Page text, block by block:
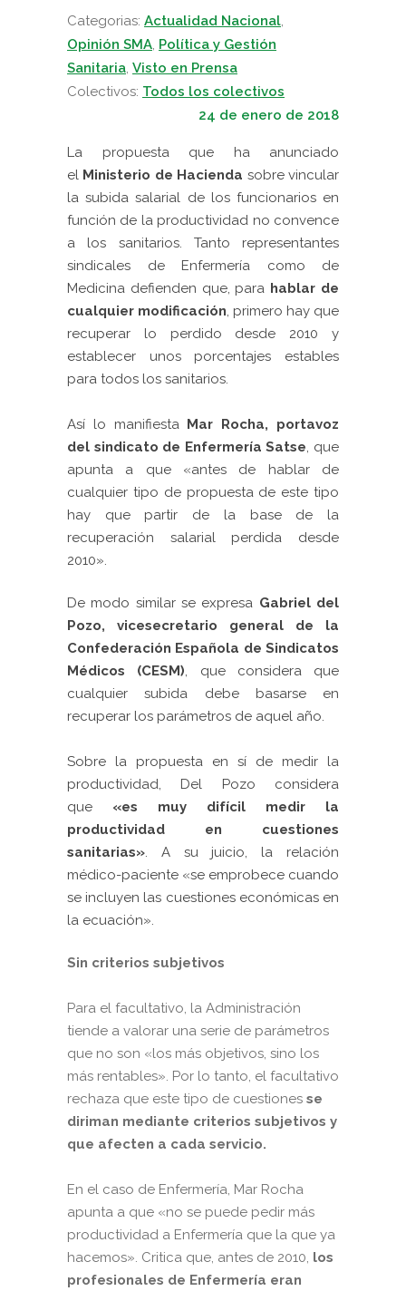
Categorias: Actualidad Nacional,
Opinión SMA, Política y Gestión
Sanitaria, Visto en Prensa
Colectivos: Todos los colectivos
24 de enero de 2018
La propuesta que ha anunciado
el Ministerio de Hacienda sobre vincular
la subida salarial de los funcionarios en
función de la productividad no convence
a los sanitarios. Tanto representantes
sindicales de Enfermería como de
Medicina defienden que, para hablar de
cualquier modificación, primero hay que
recuperar lo perdido desde 2010 y
establecer unos porcentajes estables
para todos los sanitarios.
Así lo manifiesta Mar Rocha, portavoz
del sindicato de Enfermería Satse, que
apunta a que «antes de hablar de
cualquier tipo de propuesta de este tipo
hay que partir de la base de la
recuperación salarial perdida desde
2010».
De modo similar se expresa Gabriel del
Pozo, vicesecretario general de la
Confederación Española de Sindicatos
Médicos (CESM), que considera que
cualquier subida debe basarse en
recuperar los parámetros de aquel año.
Sobre la propuesta en sí de medir la
productividad, Del Pozo considera
que «es muy difícil medir la
productividad en cuestiones
sanitarias». A su juicio, la relación
médico-paciente «se emprobece cuando
se incluyen las cuestiones económicas en
la ecuación».
Sin criterios subjetivos
Para el facultativo, la Administración
tiende a valorar una serie de parámetros
que no son «los más objetivos, sino los
más rentables». Por lo tanto, el facultativo
rechaza que este tipo de cuestiones se
diriman mediante criterios subjetivos y
que afecten a cada servicio.
En el caso de Enfermería, Mar Rocha
apunta a que «no se puede pedir más
productividad a Enfermería que la que ya
hacemos». Critica que, antes de 2010, los
profesionales de Enfermería eran